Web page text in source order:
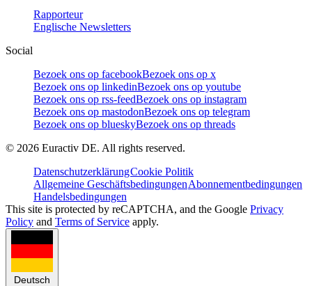
Rapporteur
Englische Newsletters
Social
Bezoek ons op facebookBezoek ons op x
Bezoek ons op linkedinBezoek ons op youtube
Bezoek ons op rss-feedBezoek ons op instagram
Bezoek ons op mastodonBezoek ons op telegram
Bezoek ons op blueskyBezoek ons op threads
© 2026 Euractiv DE. All rights reserved.
DatenschutzerklärungCookie Politik
Allgemeine GeschäftsbedingungenAbonnementbedingungen
Handelsbedingungen
This site is protected by reCAPTCHA, and the Google Privacy
Policy and Terms of Service apply.
Deutsch